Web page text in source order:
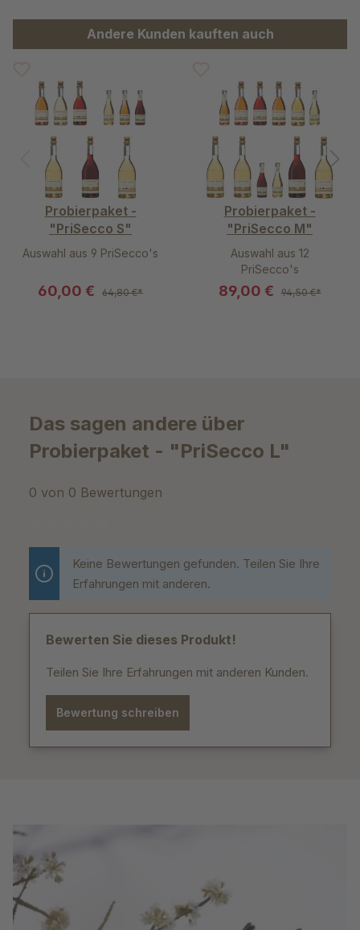
Produktgalerie überspringen
Andere Kunden kauften auch
Probierpaket -
"PriSecco S"
Auswahl aus 9 PriSecco's
60,00 € 64,80 €*
Probierpaket -
"PriSecco M"
Auswahl aus 12
PriSecco's
89,00 € 94,50 €*
Das sagen andere über
Probierpaket - "PriSecco L"
0 von 0 Bewertungen
Durchschnittliche Bewertung von 0 von 5 Sternen
Keine Bewertungen gefunden. Teilen Sie Ihre
Erfahrungen mit anderen.
Bewerten Sie dieses Produkt!
Teilen Sie Ihre Erfahrungen mit anderen Kunden.
Bewertung schreiben